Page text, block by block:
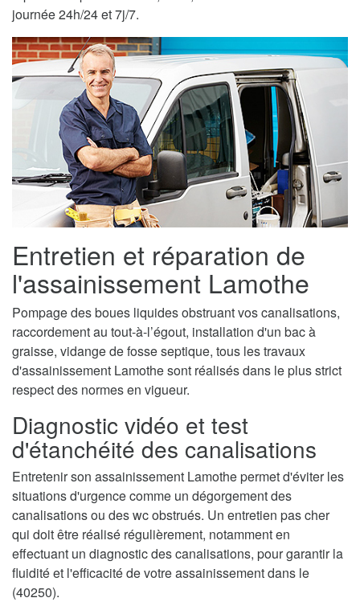
journée 24h/24 et 7j/7.
Entretien et réparation de
l'assainissement Lamothe
Pompage des boues liquides obstruant vos canalisations,
raccordement au tout-à-l’égout, installation d'un bac à
graisse, vidange de fosse septique, tous les travaux
d'assainissement Lamothe sont réalisés dans le plus strict
respect des normes en vigueur.
Diagnostic vidéo et test
d'étanchéité des canalisations
Entretenir son assainissement Lamothe permet d'éviter les
situations d'urgence comme un dégorgement des
canalisations ou des wc obstrués. Un entretien pas cher
qui doit être réalisé régulièrement, notamment en
effectuant un diagnostic des canalisations, pour garantir la
fluidité et l'efficacité de votre assainissement dans le
(40250).